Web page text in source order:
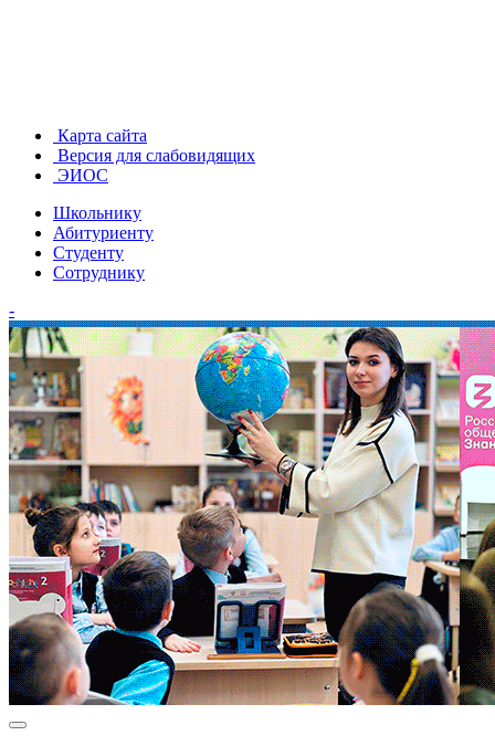
Карта сайта
Версия для слабовидящих
ЭИОС
Школьнику
Абитуриенту
Студенту
Сотруднику
-